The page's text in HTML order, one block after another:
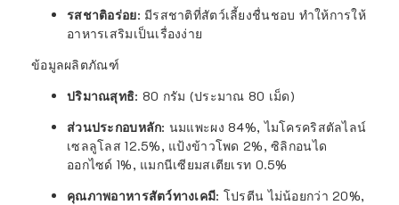
รสชาติอร่อย: มีรสชาติที่สัตว์เลี้ยงชื่นชอบ ทำให้การให้
อาหารเสริมเป็นเรื่องง่าย
ข้อมูลผลิตภัณฑ์
ปริมาณสุทธิ: 80 กรัม (ประมาณ 80 เม็ด)
ส่วนประกอบหลัก: นมแพะผง 84%, ไมโครคริสตัลไลน์
เซลลูโลส 12.5%, แป้งข้าวโพด 2%, ซิลิกอนได
ออกไซด์ 1%, แมกนีเซียมสเตียเรท 0.5%
คุณภาพอาหารสัตว์ทางเคมี: โปรตีน ไม่น้อยกว่า 20%,